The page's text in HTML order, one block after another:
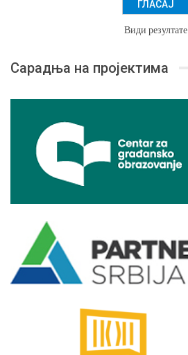
Види резултате
Сарадња на пројектима